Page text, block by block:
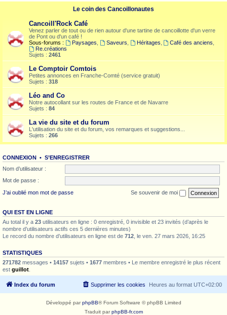
Le coin des Cancoillonautes
Cancoill'Rock Café
Venez parler de tout ou de rien autour d'une tartine de cancoillotte d'un verre
de Pont ou d'un café !
Sous-forums :
Paysages Saveurs Héritages Café des anciens
Re.créations
Sujets : 2461
Le Comptoir Comtois
Petites annonces en Franche-Comté (service gratuit)
Sujets : 318
Léo and Co
Notre autocollant sur les routes de France et de Navarre
Sujets : 84
La vie du site et du forum
L'utilisation du site et du forum, vos remarques et suggestions...
Sujets : 266
CONNEXION • S’ENREGISTRER
Nom d’utilisateur :
Mot de passe :
J’ai oublié mon mot de passe
Se souvenir de moi
QUI EST EN LIGNE
Au total il y a 23 utilisateurs en ligne : 0 enregistré, 0 invisible et 23 invités (d’après le
nombre d’utilisateurs actifs ces 5 dernières minutes)
Le record du nombre d’utilisateurs en ligne est de 712 , le ven. 27 mars 2026, 16:25
STATISTIQUES
271782 messages • 14157 sujets • 1677 membres • Le membre enregistré le plus récent
est guillot
Index du forum Heures au format UTC+02:00
Supprimer les cookies
Développé parphpBB® Forum Software © phpBB Limited
Traduit parphpBB-fr.com